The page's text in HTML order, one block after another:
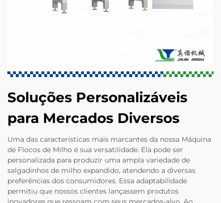
Soluções Personalizáveis
para Mercados Diversos
Uma das características mais marcantes da nossa Máquina
de Flocos de Milho é sua versatilidade. Ela pode ser
personalizada para produzir uma ampla variedade de
salgadinhos de milho expandido, atendendo a diversas
preferências dos consumidores. Essa adaptabilidade
permitiu que nossos clientes lançassem produtos